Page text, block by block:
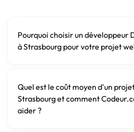
Pourquoi choisir un développeur
à Strasbourg pour votre projet
Quel est le coût moyen d'un
Strasbourg et comment
aider ?